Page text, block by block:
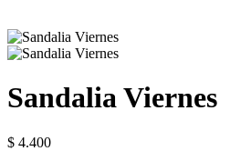
Sandalia Viernes
$ 4.400